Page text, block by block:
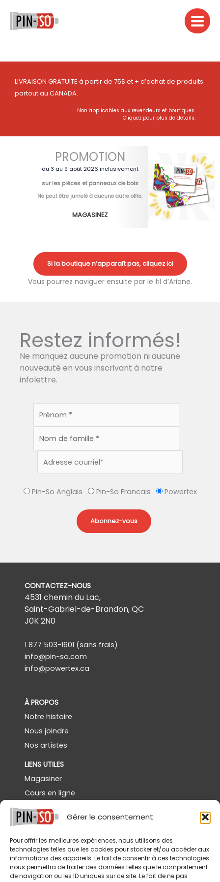
Gérer le consentement
Pour offrir les meilleures expériences, nous utilisons des
technologies telles que les cookies pour stocker et/ou accéder aux
informations des appareils. Le fait de consentir à ces technologies
nous permettra de traiter des données telles que le comportement
de navigation ou les ID uniques sur ce site. Le fait de ne pas
contenu
LIVRAISON GRATUITE à partir de 75$ et + d’achat de produits
partout au CANADA.
Non applicables aux revendeurs et boutiques.
Cliquez pour plus de détails.
PROMOTION
du 3 au 9 août 2026 inclusivement
sur les pièces et panneaux de bois
Ne peut être jumelé à aucune autre offre.
MAGASINEZ
Si la boutique n’apparaît pas, cliquez ici
Vous pourrez naviguer ensuite par le fil d’Ariane.
Restez informés!
Ne manquez aucune promotion ni aucune
nouveauté en vous inscrivant à notre
infolettre.
Pin-So Anglais Pin-So Francais Powertex
CONTACTEZ-NOUS
4531 chemin du Lac,
Saint-Gabriel-de-Brandon, QC
J0K 2N0
1 877 503-1601 (sans frais)
info@pin-so.com
info@powertex.ca
À PROPOS
Notre histoire
Nous joindre
Nos artistes
LIENS UTILES
Magasiner
Cours en ligne
Démos gratuites
Powertex Canada
SERVICES
Livraison